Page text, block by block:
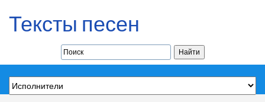
Тексты песен